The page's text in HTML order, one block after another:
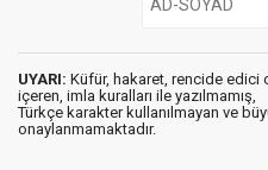
UYARI: Küfür, hakaret, rencide edici
içeren, imla kuralları ile yazılmamış,
Türkçe karakter kullanılmayan ve
onaylanmamaktadır.